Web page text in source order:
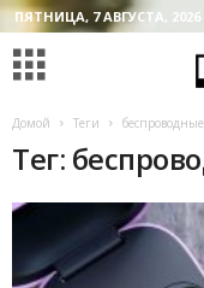
ПЯТНИЦА, 7 АВГУСТА, 2026
Домой Теги
Тег: